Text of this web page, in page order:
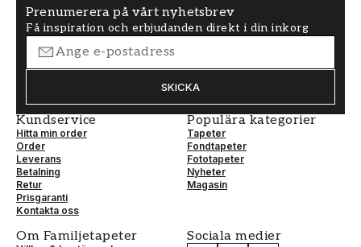
Prenumerera på vårt nyhetsbrev
Få inspiration och erbjudanden direkt i din inkorg
SKICKA
Kundservice
Hitta min order
Order
Leverans
Betalning
Retur
Prisgaranti
Kontakta oss
Populära kategorier
Tapeter
Fondtapeter
Fototapeter
Nyheter
Magasin
Om Familjetapeter Sociala medier